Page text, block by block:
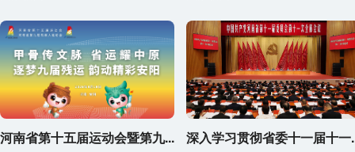
河南省第十五届运动会暨第九... 深入学习贯彻省委十一届十一